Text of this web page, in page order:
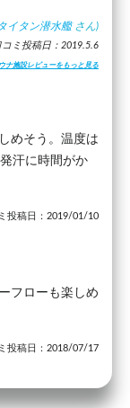
イタン潜水艦 さん)
コミ投稿日：2019.5.6
ナ施設レビューをもっと見る
めそう。温度は
汗に時間がか
投稿日：2019/01/10
フローも楽しめ
投稿日：2018/07/17